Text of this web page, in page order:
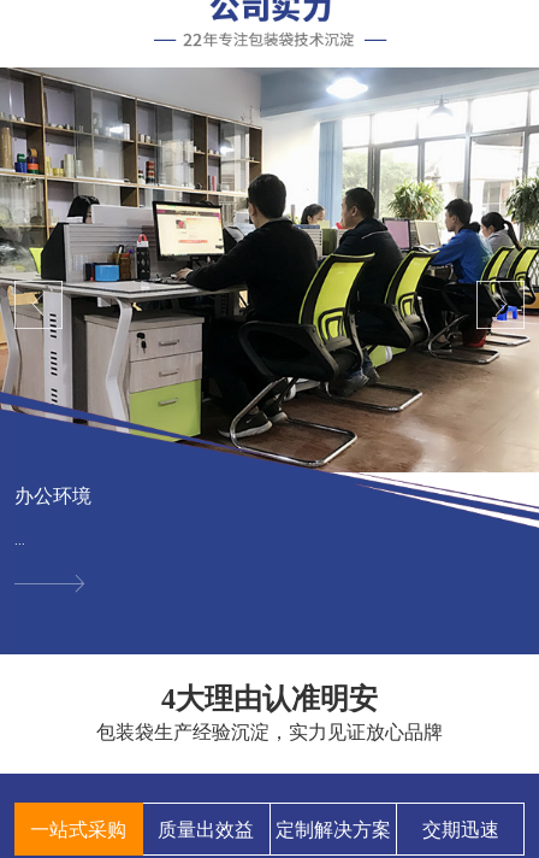
办公环境
4大理由认准明安
包装袋生产经验沉淀，实力见证放心品牌
一站式采购 质量出效益 定制解决方案 交期迅速